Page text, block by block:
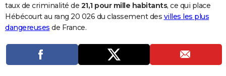
Dictionnaire
Biographies
Citations
Expressions
Proverbes
PROGRAMME TV
Se connecter
Entreprises
Service militaire
Avis de recherche
AVIS DE DÉCÈS
taux de criminalité de 21,1 pour mille habitants, ce qui place
Hébécourt au rang 20 026 du classement des villes les plus
dangereuses de France.